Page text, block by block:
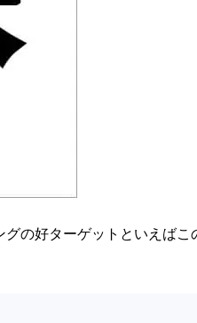
の好ターゲットといえばこ